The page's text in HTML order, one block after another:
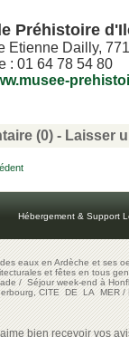
Préhistoire
Etienne Dailly,
: 01 64 78 54 80
(0) - Laisser
Hébergement & Support
eaux en Ardèche et ses
et fêtes en tous
/Séjour week-end à
CITE DE LA MER/
bien recevoir vos